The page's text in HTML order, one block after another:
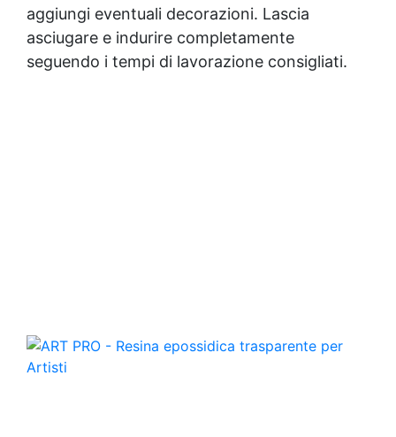
aggiungi eventuali decorazioni. Lascia
asciugare e indurire completamente
seguendo i tempi di lavorazione consigliati.